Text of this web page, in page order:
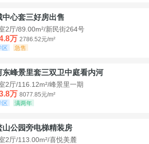
中心套三好房出售
2厅/89.00m²/新民街264号
万 2786.52元/m²
区
急售
东峰景里套三双卫中庭看内河
2厅/116.12m²/峰景里一期
万 8077.85元/m²
区
满两年
山公园旁电梯精装房
2厅/113.00m²/喜悦美麓